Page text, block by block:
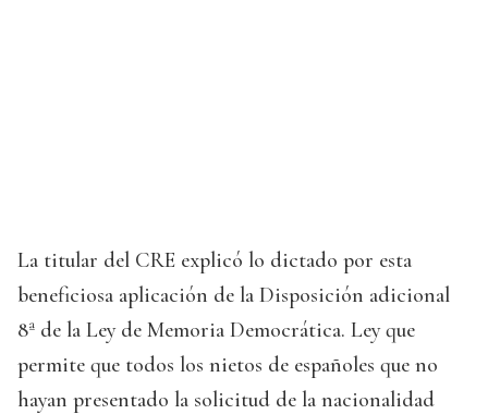
La titular del CRE explicó lo dictado por esta
beneficiosa aplicación de la Disposición adicional
8ª de la Ley de Memoria Democrática. Ley que
permite que todos los nietos de españoles que no
hayan presentado la solicitud de la nacionalidad